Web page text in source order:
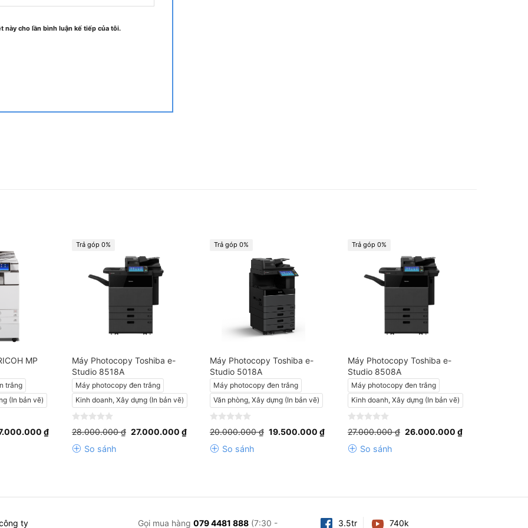
các tính năng và ứng dụng như
phép, truyền dữ liệu và xâm nhập
trên thế giới”
tục
để đạt được độ phân giải cao
làm việc từ xa
* và truy cập internet.
bắt mắt
này cho lần bình luận kế tiếp của tôi.
MP
trắng
(In bản vẽ)
₫Giá
Máy Photocopy Toshiba e-
Studio 8518A
Trả góp 0%
Máy photocopy đen trắng
Kinh doanh, Xây dựng (In bản vẽ)
0
out
of
5
28.000.000₫ Giá
gốc
27.000.000₫Giá
So sánh
Máy Photocopy Toshiba e-
Studio 5018A
Trả góp 0%
Máy photocopy đen trắng
Văn phòng, Xây dựng (In bản vẽ)
0
out
of
5
20.000.000₫ Giá
gốc
19.500.000₫Giá
So sánh
Máy Photocopy Toshiba e-
Studio 8508A
Trả góp 0%
Máy photocopy đen trắng
Kinh doanh, Xây dựng (In bản vẽ)
0
out
of
5
27.000.000₫ Giá
gốc
26.000.000₫Giá
So sánh
ty Gọi mua hàng 079 4481 888 (7:30 - 3.5tr 740k